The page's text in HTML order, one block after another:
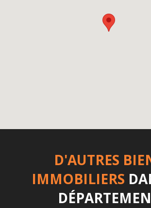
D'AUTRES
IMMOBILIERS